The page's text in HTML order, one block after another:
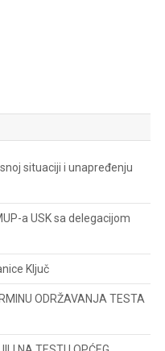
situaciji i unapređenju
a USK sa delegacijom
Ključ
ODRŽAVANJA TESTA